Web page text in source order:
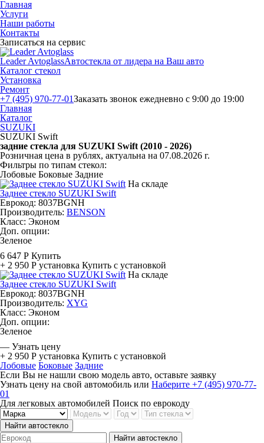
Главная
Услуги
Наши работы
Контакты
Записаться на сервис
Leader AvtoglassАвтостекла от лидера на Ваш авто
Каталог стекол
Установка
Ремонт
+7 (495) 970-77-01Заказать звонок ежедневно с 9:00 до 19:00
Главная
Каталог
SUZUKI
SUZUKI Swift
задние стекла для SUZUKI Swift (2010 - 2026)
Розничная цена в рублях, актуальна на 07.08.2026 г.
Фильтры по типам стекол:
Лобовые Боковые Задние
На складе
Заднее стекло SUZUKI Swift
Еврокод: 8037BGNH
Производитель: BENSON
Класс: Эконом
Доп. опции:
Зеленое
6 647 Р Купить
+ 2 950 Р установка Купить с установкой
На складе
Заднее стекло SUZUKI Swift
Еврокод: 8037BGNH
Производитель: XYG
Класс: Эконом
Доп. опции:
Зеленое
— Узнать цену
+ 2 950 Р установка Купить с установкой
Лобовые Боковые Задние
Если Вы не нашли свою модель авто, оставьте заявку
Узнать цену на свой автомобиль или Наберите +7 (495) 970-77-
01
Для легковых автомобилей Поиск по еврокоду
Найти автостекло
Найти автостекло